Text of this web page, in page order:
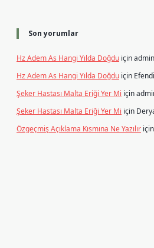
Son yorumlar
Hz Adem As Hangi Yılda Doğdu içinadmin
Hz Adem As Hangi Yılda Doğdu için Efendi
Şeker Hastası Malta Eriği Yer Mi için
Şeker Hastası Malta Eriği Yer Mi için
Özgeçmiş Açıklama Kısmına Ne Yazılır için